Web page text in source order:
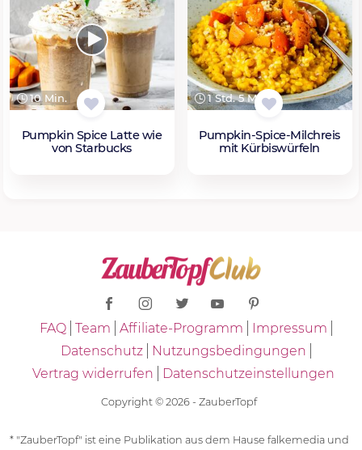
10 Min.
Pumpkin Spice Latte wie
von Starbucks
1 Std. 5 Min.
Pumpkin-Spice-Milchreis
mit Kürbiswürfeln
FAQ Team Affiliate-Programm
Impressum
Datenschutz
Nutzungsbedingungen
Vertrag widerrufen
Datenschutzeinstellungen
Copyright © 2026 - ZauberTopf
* "ZauberTopf" ist eine Publikation aus dem Hause falkemedia und